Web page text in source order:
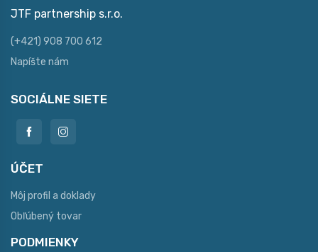
JTF partnership s.r.o.
(+421) 908 700 612
Napíšte nám
SOCIÁLNE SIETE
ÚČET
Môj profil a doklady
Obľúbený tovar
PODMIENKY